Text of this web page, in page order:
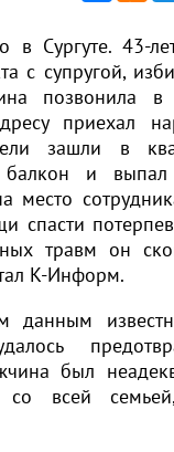
в Сургуте. 43-
с супругой,
позвонила
приехал
зашли в
и выпал
место
спасти
травм он
К-Информ.
данным
был
со всей